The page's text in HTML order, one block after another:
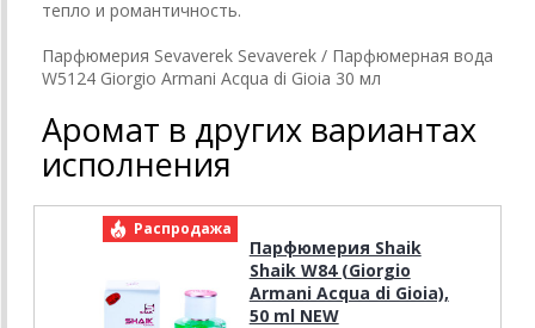
тепло и романтичность.
Парфюмерия Sevaverek Sevaverek / Парфюмерная вода
W5124 Giorgio Armani Acqua di Gioia 30 мл
Аромат в других вариантах
исполнения
Распродажа
Парфюмерия Shaik
Shaik W84 (Giorgio
Armani Acqua di Gioia),
50 ml NEW